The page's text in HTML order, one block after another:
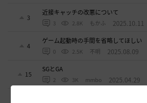
3
近接キャッチの改悪について
3 2.8K もかふ 2025.10.11
4
ゲーム起動時の手間を省略してほしい
0 2.5K 不明 2025.08.09
15
SGとGA
2 3K mmbo 2025.04.29